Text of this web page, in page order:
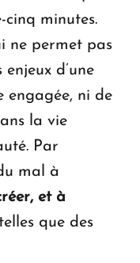
minutes.
ne permet pas
d’une
ni de
la vie
Par
mal à
et à
telles que des